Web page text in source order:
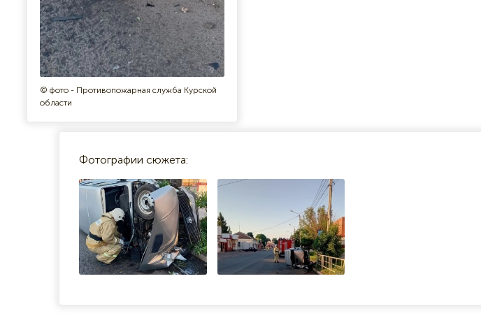
© фото - Противопожарная служба Курской
области